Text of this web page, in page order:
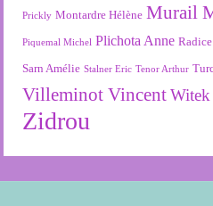
Prickly Montardre Hélène Murail
Piquemal Michel Plichota Anne Radice
Sarn Amélie Stalner Eric Tenor Arthur
Villeminot Vincent Witek
Zidrou